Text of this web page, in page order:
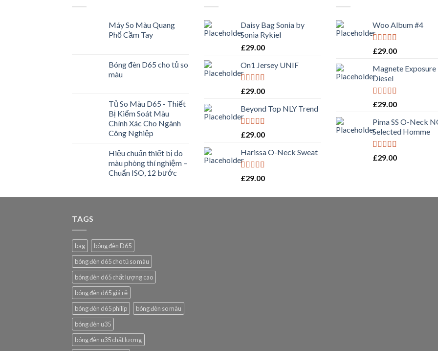
Máy So Màu Quang
Phổ Cầm Tay
Bóng đèn D65 cho tủ so
màu
Tủ So Màu D65 - Thiết
Bị Kiểm Soát Màu
Chính Xác Cho Ngành
Công Nghiệp
Hiệu chuẩn thiết bị đo
màu phòng thí nghiệm –
Chuẩn ISO, 12 bước
Daisy Bag Sonia by
Sonia Rykiel
£29.00
On1 Jersey UNIF
Rated5.00
£29.00
Beyond Top NLY Trend
Rated
of 5
£29.00
Harissa O-Neck Sweat
Rated4.00
£29.00
Woo Album #4
Rated5.00
£29.00
Magnete Exposure
Diesel
Rated5.00
£29.00
Pima SS O-Neck
Selected Homme
Rated5.00
£29.00
TAGS
bag
bóng đèn D65
bóng đèn d65 cho tủ so màu
bóng đèn d65 chất lượng cao
bóng đèn d65 giá rẻ
bóng đèn d65 philip
bóng đèn so màu
bóng đèn u35
bóng đèn u35 chất lượng